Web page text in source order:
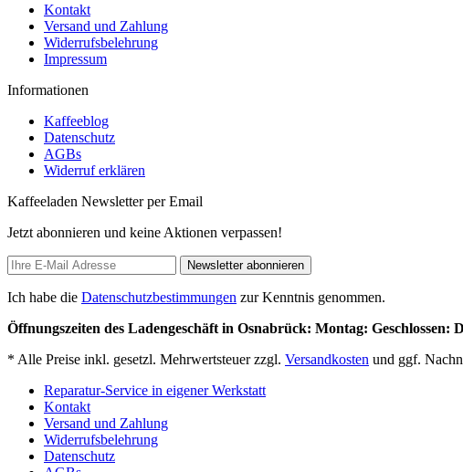
Kontakt
Versand und Zahlung
Widerrufsbelehrung
Impressum
Informationen
Kaffeeblog
Datenschutz
AGBs
Widerruf erklären
Kaffeeladen Newsletter per Email
Jetzt abonnieren und keine Aktionen verpassen!
Newsletter abonnieren
Ich habe die Datenschutzbestimmungen zur Kenntnis genommen.
Öffnungszeiten des Ladengeschäft in Osnabrück: Montag:
* Alle Preise inkl. gesetzl. Mehrwertsteuer zzgl. Versandkosten und ggf.
Reparatur-Service in eigener Werkstatt
Kontakt
Versand und Zahlung
Widerrufsbelehrung
Datenschutz